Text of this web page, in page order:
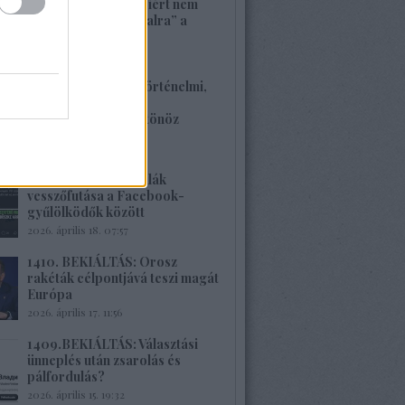
1413. BEKIÁLTÁS: Miért nem
szavaznak a „baloldalra” a
1412. BEKIÁLTÁS: Történelmi,
szembenézésre ösztönöz
1411.BEKIÁLTÁS: Milák
vesszőfutása a Facebook-
gyűlölködők között
2026. április 18. 07:57
1410. BEKIÁLTÁS: Orosz
rakéták célpontjává teszi magát
Európa
2026. április 17. 11:56
1409.BEKIÁLTÁS: Választási
ünneplés után zsarolás és
pálfordulás?
2026. április 15. 19:32